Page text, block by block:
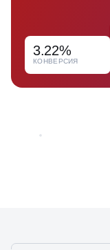
3.22%
КОНВЕРСИЯ